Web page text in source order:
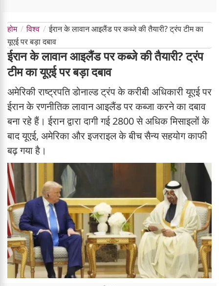
होम विश्व
ईरान के लावान आइलैंड पर कब्जे की तैयारी? ट्रंप टीम का
यूएई पर बड़ा दबाव
ईरान के लावान आइलैंड पर कब्जे की तैयारी? ट्रंप
टीम का यूएई पर बड़ा दबाव
अमेरिकी राष्ट्रपति डोनाल्ड ट्रंप के करीबी अधिकारी यूएई पर
ईरान के रणनीतिक लावान आइलैंड पर कब्जा करने का दबाव
बना रहे हैं। ईरान द्वारा दागी गई 2800 से अधिक मिसाइलों के
बाद यूएई, अमेरिका और इजराइल के बीच सैन्य सहयोग काफी
बढ़ गया है।